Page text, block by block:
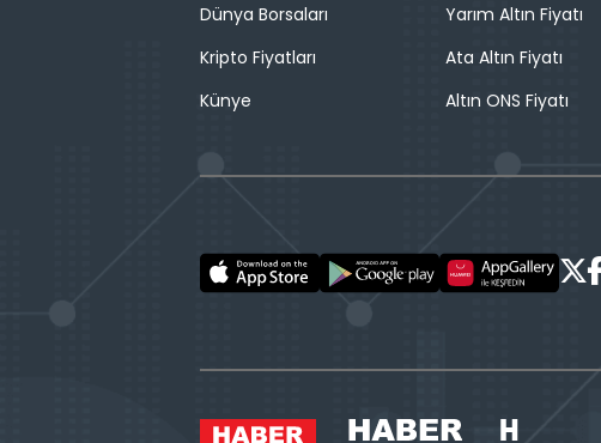
Dünya Borsaları
Kripto Fiyatları
Künye
Yarım Altın Fiyatı
Ata Altın Fiyatı
Altın ONS Fiyatı